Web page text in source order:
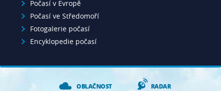
Počasí v Evropě
Počasí ve Středomoří
Fotogalerie počasí
Encyklopedie počasí
OBLAČNOST RADAR